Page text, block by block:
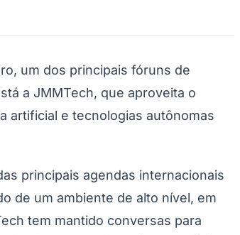
um dos principais fóruns de
a JMMTech, que aproveita o
artificial e tecnologias autônomas
principais agendas internacionais
de um ambiente de alto nível, em
tem mantido conversas para